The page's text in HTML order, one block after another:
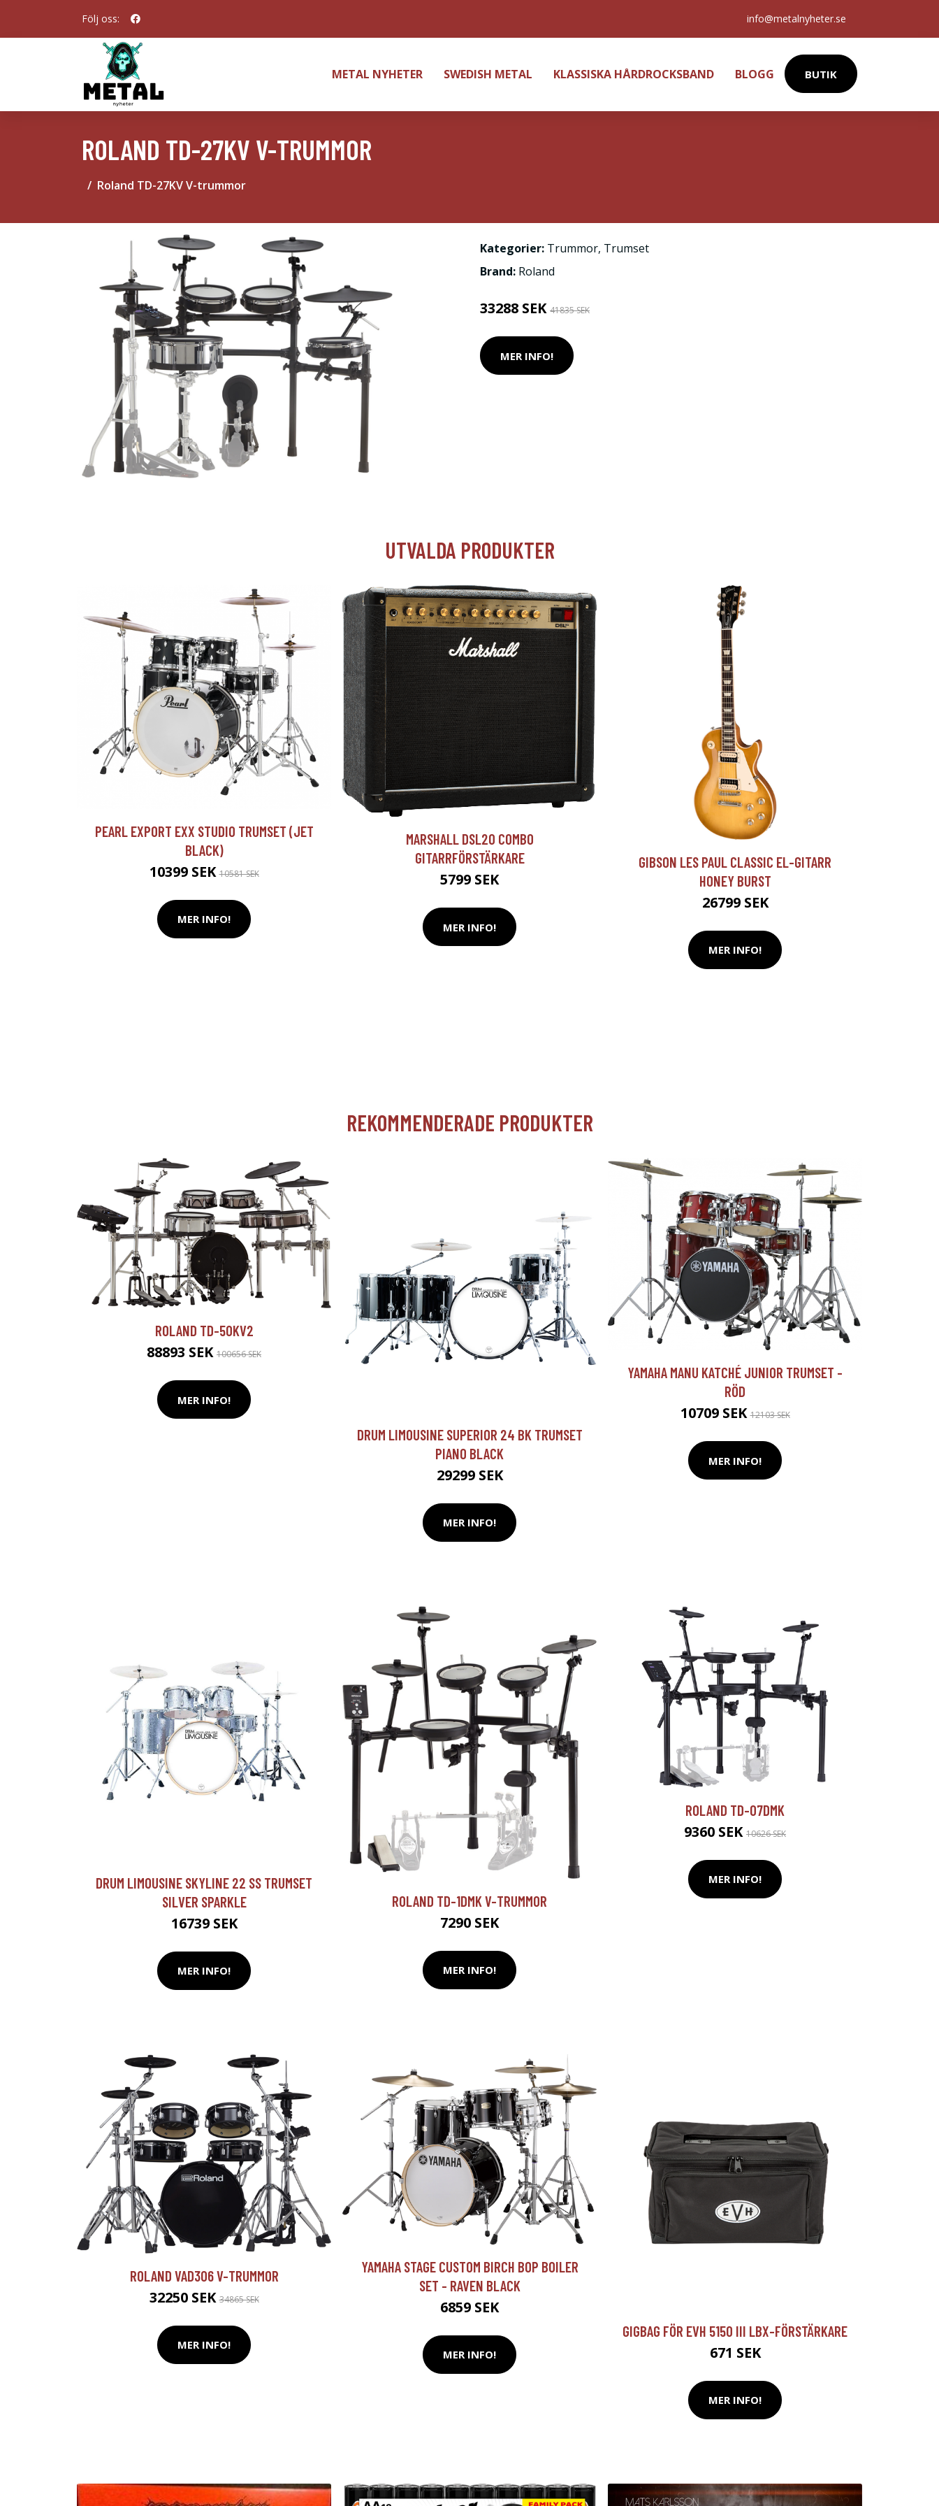
Följ oss: info@metalnyheter.se
METAL NYHETER SWEDISH METAL KLASSISKA HÅRDROCKSBAND BLOGG BUTIK
ROLAND TD-27KV V-TRUMMOR
Roland TD-27KV V-trummor
Kategorier: Trummor, Trumset
Brand: Roland
33288 SEK 41835 SEK
MER INFO!
UTVALDA PRODUKTER
PEARL EXPORT EXX STUDIO TRUMSET (JET
BLACK)
10399 SEK10581 SEK
MER INFO!
MARSHALL DSL20 COMBO
GITARRFÖRSTÄRKARE
5799 SEK
MER INFO!
GIBSON LES PAUL CLASSIC EL-GITARR
HONEY BURST
26799 SEK
MER INFO!
REKOMMENDERADE PRODUKTER
ROLAND TD-50KV2
88893 SEK 100656 SEK
MER INFO!
DRUM LIMOUSINE SUPERIOR 24 BK TRUMSET
PIANO BLACK
29299 SEK
MER INFO!
YAMAHA MANU KATCHÉ JUNIOR TRUMSET -
RÖD
10709 SEK12103 SEK
MER INFO!
DRUM LIMOUSINE SKYLINE 22 SS TRUMSET
SILVER SPARKLE
16739 SEK
MER INFO!
ROLAND TD-1DMK V-TRUMMOR
7290 SEK
MER INFO!
ROLAND TD-07DMK
9360 SEK 10626 SEK
MER INFO!
ROLAND VAD306 V-TRUMMOR
32250 SEK34865 SEK
MER INFO!
YAMAHA STAGE CUSTOM BIRCH BOP BOILER
SET - RAVEN BLACK
6859 SEK
MER INFO!
GIGBAG FÖR EVH 5150 III LBX-FÖRSTÄRKARE
671 SEK
MER INFO!